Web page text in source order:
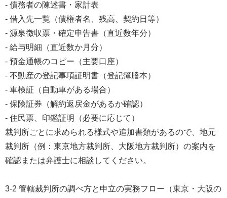
- 債務者の陳述書・家計表
- 借入先一覧（債権者名、残高、契約日等）
- 源泉徴収票・確定申告書（直近数年分）
- 給与明細（直近数か月分）
- 預金通帳のコピー（主要口座）
- 不動産の登記事項証明書（登記簿謄本）
- 車検証（自動車がある場合）
- 保険証券（解約返戻金があるか確認）
- 住民票、印鑑証明（必要に応じて）
裁判所ごとに求められる様式や追加書類があるので、地元
裁判所（例：東京地方裁判所、大阪地方裁判所）の案内を
確認または弁護士に相談してください。
3-2 管轄裁判所の調べ方と申立の実務フロー（東京・大阪の